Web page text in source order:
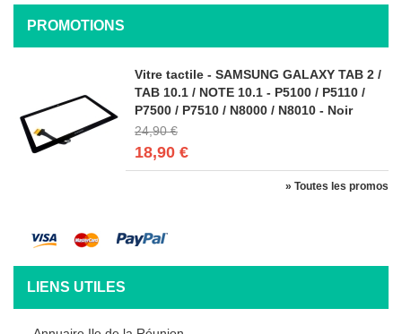
PROMOTIONS
Vitre tactile - SAMSUNG GALAXY TAB 2 /
TAB 10.1 / NOTE 10.1 - P5100 / P5110 /
P7500 / P7510 / N8000 / N8010 - Noir
24,90 €
18,90 €
» Toutes les promos
LIENS UTILES